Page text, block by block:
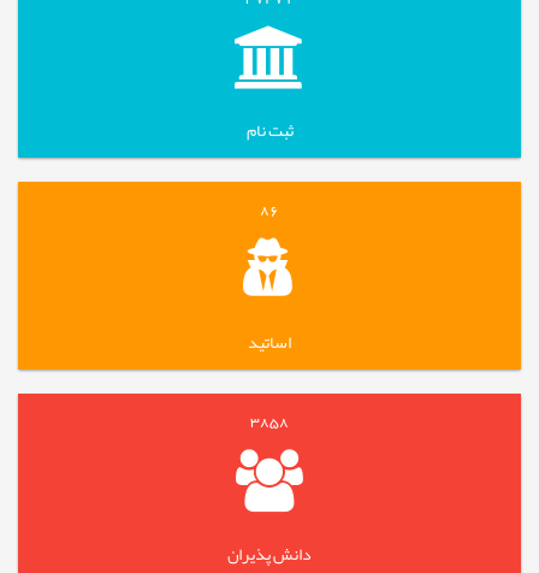
ثبت نام
86
اساتید
3858
دانش پذیران